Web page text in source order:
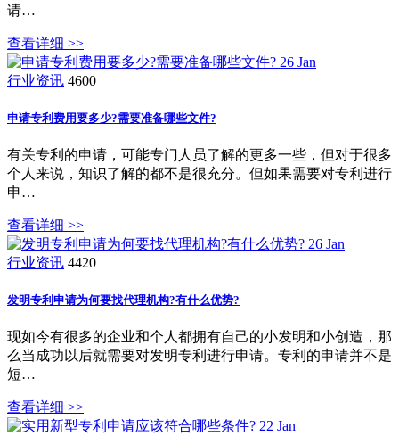
请…
查看详细 >>
26 Jan
行业资讯 4600
申请专利费用要多少?需要准备哪些文件?
有关专利的申请，可能专门人员了解的更多一些，但对于很多
个人来说，知识了解的都不是很充分。但如果需要对专利进行
申…
查看详细 >>
26 Jan
行业资讯 4420
发明专利申请为何要找代理机构?有什么优势?
现如今有很多的企业和个人都拥有自己的小发明和小创造，那
么当成功以后就需要对发明专利进行申请。专利的申请并不是
短…
查看详细 >>
22 Jan